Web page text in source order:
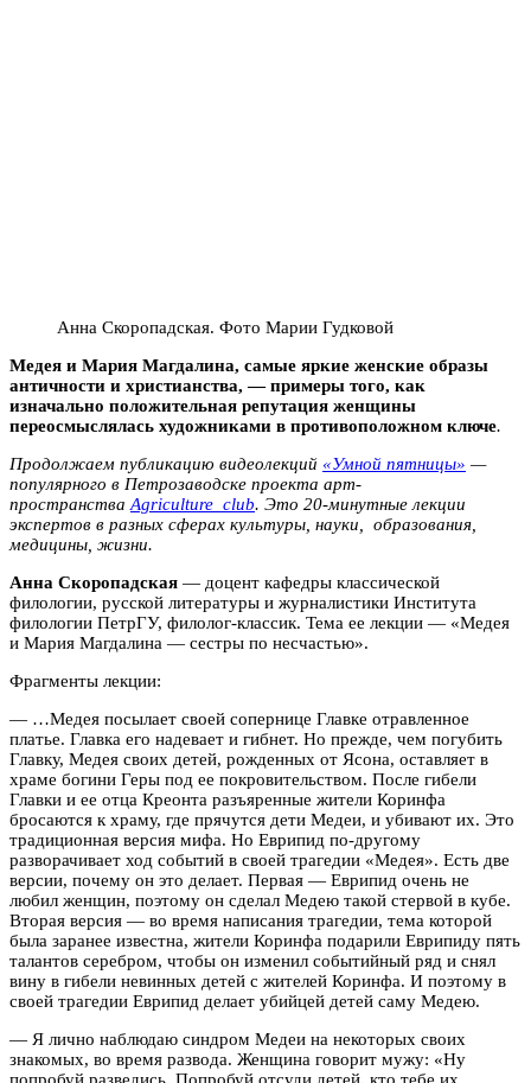
Анна Скоропадская. Фото Марии Гудковой
Медея и Мария Магдалина, самые яркие женские образы
античности и христианства, — примеры того, как
изначально положительная репутация женщины
переосмыслялась художниками в противоположном ключе.
Продолжаем публикацию видеолекций «Умной пятницы» —
популярного в Петрозаводске проекта арт-
пространства Agriculture_club. Это 20-минутные лекции
экспертов в разных сферах культуры, науки, образования,
медицины, жизни.
Анна Скоропадская — доцент кафедры классической
филологии, русской литературы и журналистики Института
филологии ПетрГУ, филолог-классик. Тема ее лекции — «Медея
и Мария Магдалина — сестры по несчастью».
Фрагменты лекции:
— …Медея посылает своей сопернице Главке отравленное
платье. Главка его надевает и гибнет. Но прежде, чем погубить
Главку, Медея своих детей, рожденных от Ясона, оставляет в
храме богини Геры под ее покровительством. После гибели
Главки и ее отца Креонта разъяренные жители Коринфа
бросаются к храму, где прячутся дети Медеи, и убивают их. Это
традиционная версия мифа. Но Еврипид по-другому
разворачивает ход событий в своей трагедии «Медея». Есть две
версии, почему он это делает. Первая — Еврипид очень не
любил женщин, поэтому он сделал Медею такой стервой в кубе.
Вторая версия — во время написания трагедии, тема которой
была заранее известна, жители Коринфа подарили Еврипиду пять
талантов серебром, чтобы он изменил событийный ряд и снял
вину в гибели невинных детей с жителей Коринфа. И поэтому в
своей трагедии Еврипид делает убийцей детей саму Медею.
— Я лично наблюдаю синдром Медеи на некоторых своих
знакомых, во время развода. Женщина говорит мужу: «Ну